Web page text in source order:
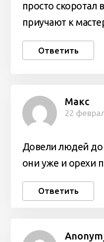
просто скоротал
приучают к
Ответить
Макс
22
Довели людей до
они уже и орехи
Ответить